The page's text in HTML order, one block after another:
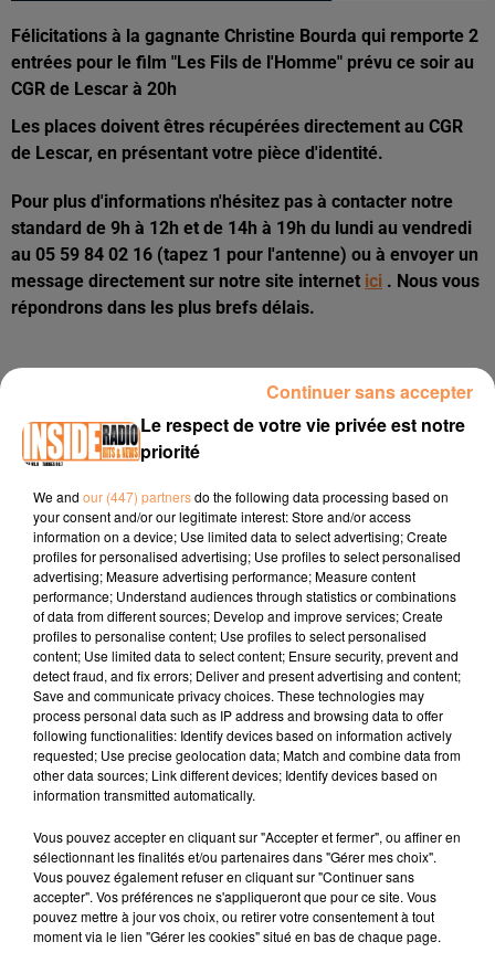
Félicitations à la gagnante Christine Bourda qui remporte 2
entrées pour le film "Les Fils de l'Homme" prévu ce soir au
CGR de Lescar à 20h
Les places doivent êtres récupérées directement au CGR
de Lescar, en présentant votre pièce d'identité.
Pour plus d'informations n'hésitez pas à contacter notre
standard de 9h à 12h et de 14h à 19h du lundi au vendredi
au 05 59 84 02 16 (tapez 1 pour l'antenne) ou à envoyer un
message directement sur notre site internet ici . Nous vous
répondrons dans les plus brefs délais.
Publié : 2 mai 2024 à 10h22 par Océane
À LA UNE
3 août 2026
Gagnez vos pass de 2h à Calicéo !
Gagnez votre bon d'achat d'une valeur de 50€ avec
Mystic Ambre !
Le respect de votre vie privée est notre
priorité
We and our (447) partnersdo the following data processing based on
your consent and/or our legitimate interest: Store and/or access
information on a device; Use limited data to select advertising; Create
profiles for personalised advertising; Use profiles to select personalised
advertising; Measure advertising performance; Measure content
performance; Understand audiences through statistics or combinations
of data from different sources; Develop and improve services; Create
profiles to personalise content; Use profiles to select personalised
content; Use limited data to select content; Ensure security, prevent and
detect fraud, and fix errors; Deliver and present advertising and content;
Save and communicate privacy choices. These technologies may
process personal data such as IP address and browsing data to offer
following functionalities: Identify devices based on information actively
requested; Use precise geolocation data; Match and combine data from
other data sources; Link different devices; Identify devices based on
information transmitted automatically.
Vous pouvez accepter en cliquant sur "Accepter et fermer", ou affiner en
sélectionnant les finalités et/ou partenaires dans "Gérer mes choix".
Vous pouvez également refuser en cliquant sur "Continuer sans
accepter". Vos préférences ne s'appliqueront que pour ce site. Vous
pouvez mettre à jour vos choix, ou retirer votre consentement à tout
moment via le lien "Gérer les cookies" situé en bas de chaque page.
Continuer sans accepter